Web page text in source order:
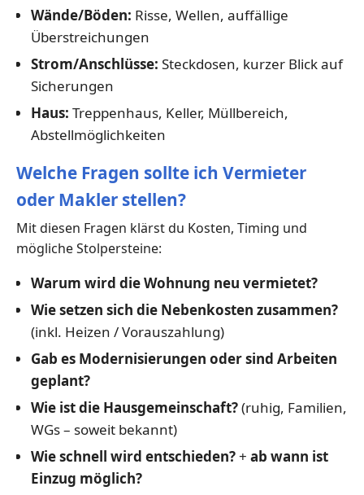
Wände/Böden: Risse, Wellen, auffällige
Überstreichungen
Strom/Anschlüsse: Steckdosen, kurzer Blick auf
Sicherungen
Haus: Treppenhaus, Keller, Müllbereich,
Abstellmöglichkeiten
Welche Fragen sollte ich Vermieter
oder Makler stellen?
Mit diesen Fragen klärst du Kosten, Timing und
mögliche Stolpersteine:
Warum wird die Wohnung neu vermietet?
Wie setzen sich die Nebenkosten zusammen?
(inkl. Heizen / Vorauszahlung)
Gab es Modernisierungen oder sind Arbeiten
geplant?
Wie ist die Hausgemeinschaft?(ruhig, Familien,
WGs – soweit bekannt)
Wie schnell wird entschieden?+ ab wann ist
Einzug möglich?